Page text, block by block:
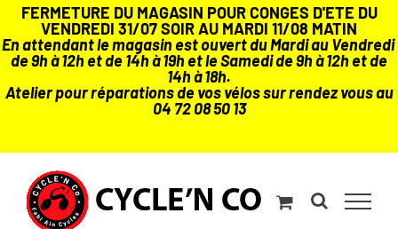
FERMETURE DU MAGASIN POUR CONGES D'ETE DU
VENDREDI 31/07 SOIR AU MARDI 11/08 MATIN
En attendant le magasin est ouvert du Mardi au Vendredi
de 9h à 12h et de 14h à 19h et le Samedi de 9h à 12h et de
14h à 18h.
Atelier pour réparations de vos vélos sur rendez vous au
04 72 08 50 13
contenu